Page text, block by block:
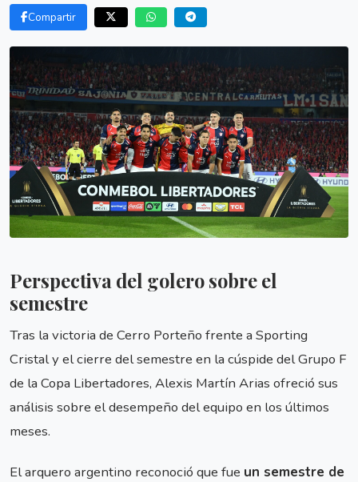
Compartir
Perspectiva del golero sobre el
semestre
Tras la victoria de Cerro Porteño frente a Sporting
Cristal y el cierre del semestre en la cúspide del Grupo F
de la Copa Libertadores, Alexis Martín Arias ofreció sus
análisis sobre el desempeño del equipo en los últimos
meses.
El arquero argentino reconoció que fue un semestre de